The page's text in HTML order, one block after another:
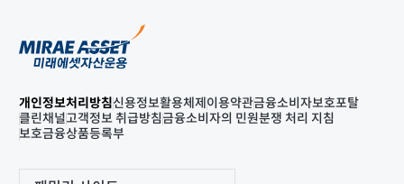
개인정보처리방침신용정보활용체제 이용약관금융소비자보호포탈
클린채널고객정보 취급방침금융소비자의 민원분쟁 처리 지침
보호금융상품등록부